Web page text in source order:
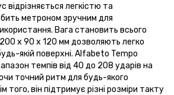
відрізняється легкістю та
метроном зручним для
Вага становить всього
x 90 x 120 мм дозволяють легко
якій поверхні. Alfabeto Tempo
темпів від 40 до 208 ударів на
точний ритм для будь-якого
того, він підтримує різні розміри такту